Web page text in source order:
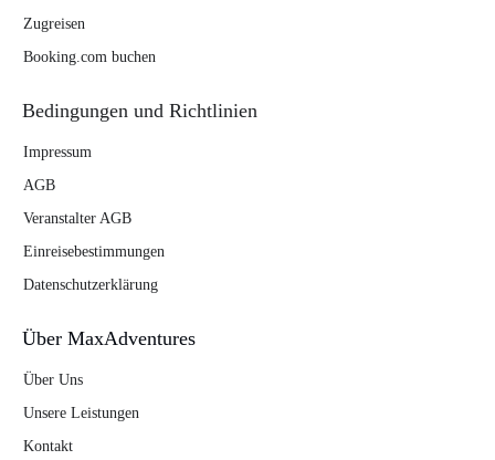
Zugreisen
Booking.com buchen
Bedingungen und Richtlinien
Impressum
AGB
Veranstalter AGB
Einreisebestimmungen
Datenschutzerklärung
Über MaxAdventures
Über Uns
Unsere Leistungen
Kontakt